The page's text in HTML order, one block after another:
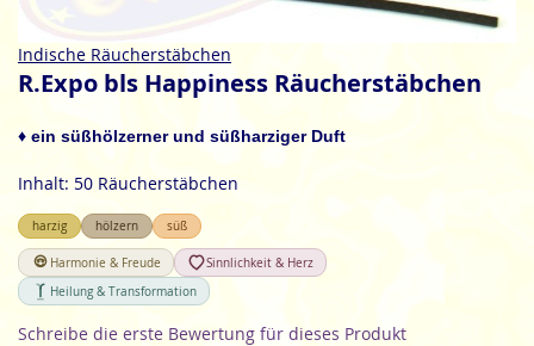
Zum
Anfang
Bildgalerie
springen
Indische Räucherstäbchen
R.Expo bls Happiness Räucherstäbchen
♦ ein süßhölzerner und süßharziger Duft
Inhalt: 50 Räucherstäbchen
harzig hölzern süß
Harmonie & Freude
Sinnlichkeit & Herz
Heilung & Transformation
Schreibe die erste Bewertung für dieses Produkt